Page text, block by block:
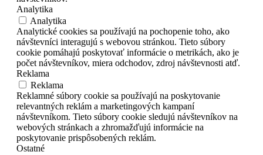
Analytika
Analytika
Analytické cookies sa používajú na pochopenie toho, ako
návštevníci interagujú s webovou stránkou. Tieto súbory
cookie pomáhajú poskytovať informácie o metrikách, ako je
počet návštevníkov, miera odchodov, zdroj návštevnosti atď.
Reklama
Reklama
Reklamné súbory cookie sa používajú na poskytovanie
relevantných reklám a marketingových kampaní
návštevníkom. Tieto súbory cookie sledujú návštevníkov na
webových stránkach a zhromažďujú informácie na
poskytovanie prispôsobených reklám.
Ostatné